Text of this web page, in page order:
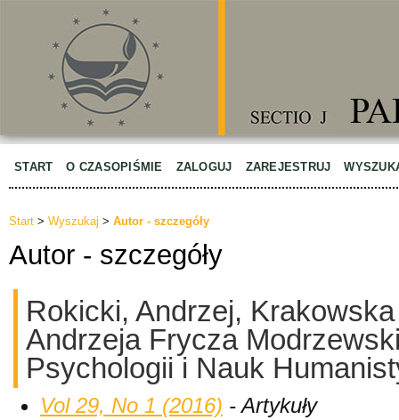
START O CZASOPIŚMIE ZALOGUJ ZAREJESTRUJ
Start > Wyszukaj > Autor - szczegóły
Autor - szczegóły
Rokicki, Andrzej,
Andrzeja Frycza
Psychologii i Nauk
Vol 29, No 1 (2016) - Artykuły